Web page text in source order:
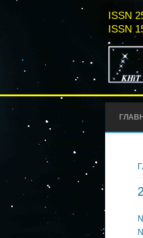
ISSN
ISSN